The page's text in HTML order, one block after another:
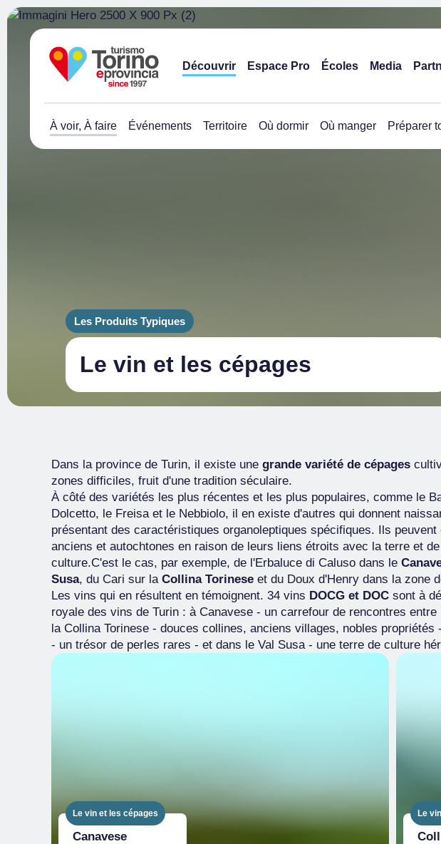
Découvrir Espace Pro Écoles Media
À voir, À faire Événements Territoire Où dormir Où manger Préparer
Les Produits Typiques
Le vin et les cépages
Dans la province de Turin, il existe une grande variété de cépages
zones difficiles, fruit d'une tradition séculaire.
À côté des variétés les plus récentes et les plus populaires, comme le
Dolcetto, le Freisa et le Nebbiolo, il en existe d'autres qui donnent
présentant des caractéristiques organoleptiques spécifiques. Ils
anciens et autochtones en raison de leurs liens étroits avec la terre et
culture.C'est le cas, par exemple, de l'Erbaluce di Caluso dans le
Susa, du Cari sur la Collina Torinese et du Doux d'Henry dans la zone
Les vins qui en résultent en témoignent. 34 vins DOCG et DOC sont à
royale des vins de Turin : à Canavese - un carrefour de rencontres
la Collina Torinese - douces collines, anciens villages, nobles propriétés
- un trésor de perles rares - et dans le Val Susa - une terre de culture
Le vin et les cépages
Canavese
Le